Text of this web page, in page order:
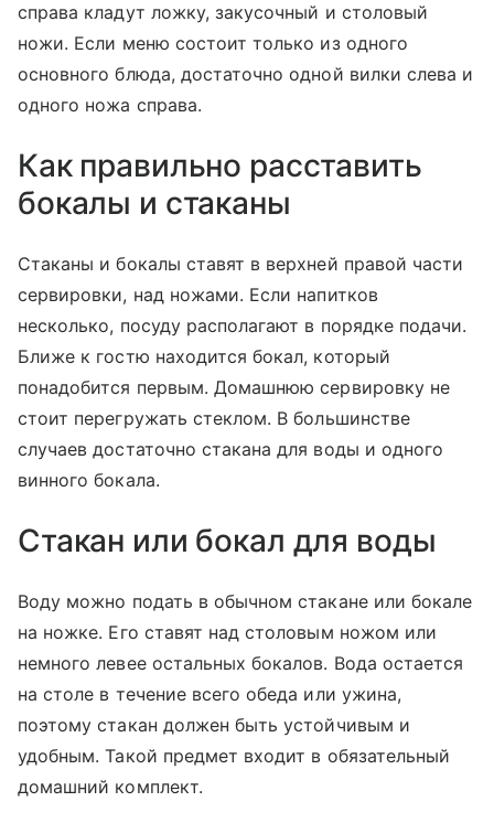
справа кладут ложку, закусочный и столовый
ножи. Если меню состоит только из одного
основного блюда, достаточно одной вилки слева и
одного ножа справа.
Как правильно расставить
бокалы и стаканы
Стаканы и бокалы ставят в верхней правой части
сервировки, над ножами. Если напитков
несколько, посуду располагают в порядке подачи.
Ближе к гостю находится бокал, который
понадобится первым. Домашнюю сервировку не
стоит перегружать стеклом. В большинстве
случаев достаточно стакана для воды и одного
винного бокала.
Стакан или бокал для воды
Воду можно подать в обычном стакане или бокале
на ножке. Его ставят над столовым ножом или
немного левее остальных бокалов. Вода остается
на столе в течение всего обеда или ужина,
поэтому стакан должен быть устойчивым и
удобным. Такой предмет входит в обязательный
домашний комплект.